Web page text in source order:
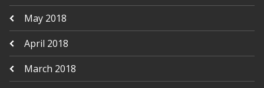
May 2018
April 2018
March 2018